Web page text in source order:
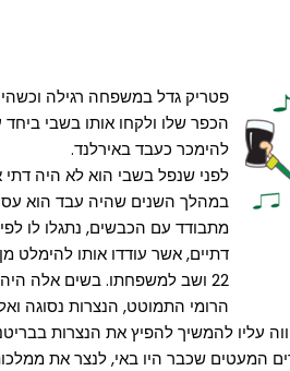
הכפר שלו ולקחו אותו בשבי
להימכר כעבד באירלנד.
לפני שנפל בשבי הוא לא היה
במהלך השנים שהיה עבד הוא
מתבודד עם הכבשים, נתגלו לו
דתיים, אשר עודדו אותו להימלט
22 ושב למשפחתו. בשים אלה
הרומי התמוטט, הנצרות נסוגה
עליו להמשיך להפיץ את הנצרות
המעטים שכבר היו באי, לנצר את